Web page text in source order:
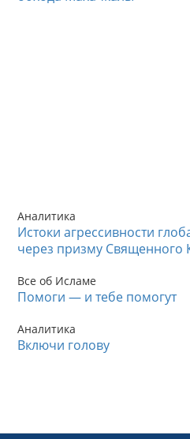
Аналитика
Истоки агрессивности
через призму Священного
Все об Исламе
Помоги — и тебе помогут
Аналитика
Включи голову